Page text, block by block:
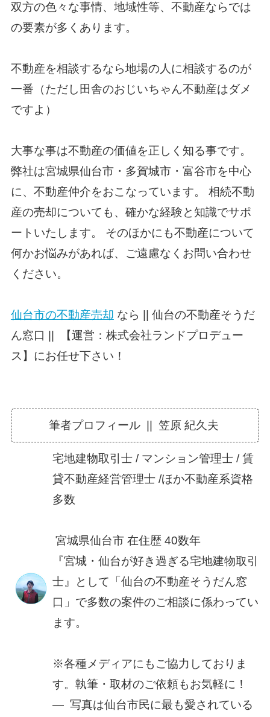
双方の色々な事情、地域性等、不動産ならでは
の要素が多くあります。
不動産を相談するなら地場の人に相談するのが
一番（ただし田舎のおじいちゃん不動産はダメ
ですよ）
大事な事は不動産の価値を正しく知る事です。
弊社は宮城県仙台市・多賀城市・富谷市を中心
に、不動産仲介をおこなっています。 相続不動
産の売却についても、確かな経験と知識でサポ
ートいたします。 そのほかにも不動産について
何かお悩みがあれば、ご遠慮なくお問い合わせ
ください。
仙台市の不動産売却 なら || 仙台の不動産そうだ
ん窓口 || 【運営：株式会社ランドプロデュー
ス】にお任せ下さい！
筆者プロフィール || 笠原 紀久夫
宅地建物取引士 / マンション管理士 / 賃
貸不動産経営管理士 /ほか不動産系資格
多数
宮城県仙台市 在住歴 40数年
『宮城・仙台が好き過ぎる宅地建物取引
士』として「仙台の不動産そうだん窓
口」で多数の案件のご相談に係わってい
ます。
※各種メディアにもご協力しておりま
す。執筆・取材のご依頼もお気軽に！
― 写真は仙台市民に最も愛されている